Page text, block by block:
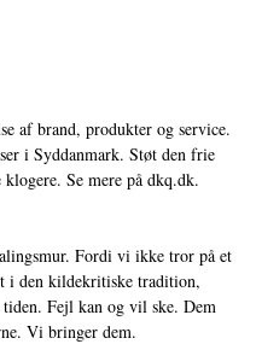
af brand, produkter og service.
i Syddanmark. Støt den frie
Se mere på dkq.dk.
Fordi vi ikke tror på et
i den kildekritiske tradition,
Fejl kan og vil ske. Dem
Vi bringer dem.